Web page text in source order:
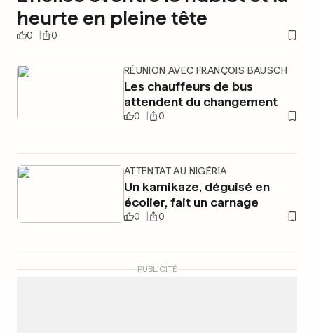
heurte en pleine tête
0 0
RÉUNION AVEC FRANÇOIS BAUSCH
Les chauffeurs de bus
attendent du changement
0 0
ATTENTAT AU NIGÉRIA
Un kamikaze, déguisé en
écolier, fait un carnage
0 0
PUBLICITÉ